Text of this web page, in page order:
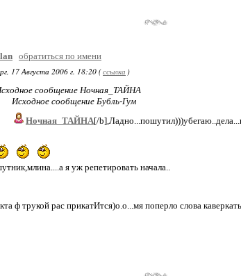
обратиться по имени
17 Августа 2006 г. 18:20 (ссылка )
сообщение Ночная_ТАЙНА
Исходное сообщение Бубль-Гум
Ночная_ТАЙНА[/
я уж репетировать начала..
ф трукой рас прикатИтся)о.о...мя поперло слова